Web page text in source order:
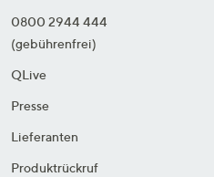
0800 2944 444
(gebührenfrei)
QLive
Presse
Lieferanten
Produktrückruf